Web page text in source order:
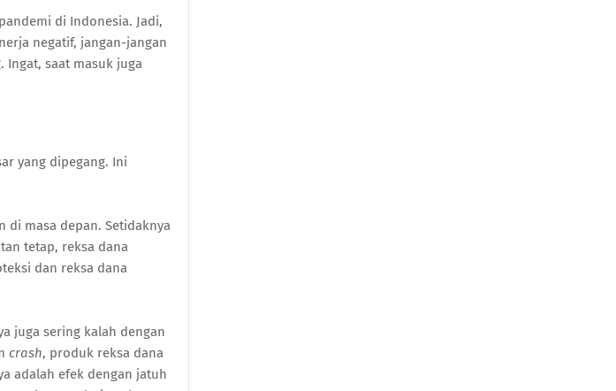
di Indonesia. Jadi,
negatif, jangan-jangan
Ingat, saat masuk juga
yang dipegang. Ini
di masa depan. Setidaknya
tetap, reksa dana
dan reksa dana
juga sering kalah dengan
crash, produk reksa dana
adalah efek dengan jatuh